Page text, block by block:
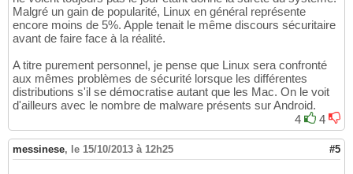
Malgré un gain de popularité, Linux en général représente
encore moins de 5%. Apple tenait le même discours sécuritaire
avant de faire face à la réalité.
A titre purement personnel, je pense que Linux sera confronté
aux mêmes problèmes de sécurité lorsque les différentes
distributions s'il se démocratise autant que les Mac. On le voit
d'ailleurs avec le nombre de malware présents sur Android.
4
4
messinese, le 15/10/2013 à 12h25 #5